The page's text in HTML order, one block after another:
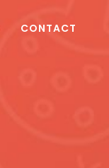
CONTACT